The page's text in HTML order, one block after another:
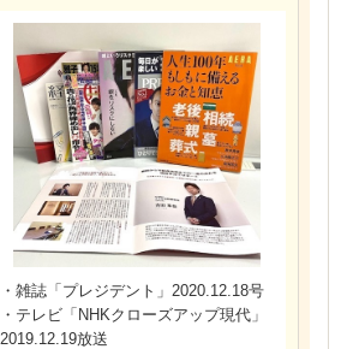
・雑誌「プレジデント」2020.12.18号
・テレビ「NHKクローズアップ現代」
2019.12.19放送